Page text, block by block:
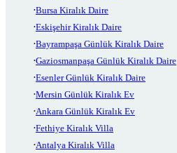
Bursa Kiralık Daire
Eskişehir Kiralık Daire
Bayrampaşa Günlük Kiralık Daire
Gaziosmanpaşa Günlük Kiralık Daire
Esenler Günlük Kiralık Daire
Mersin Günlük Kiralık Ev
Ankara Günlük Kiralık Ev
Fethiye Kiralık Villa
Antalya Kiralık Villa